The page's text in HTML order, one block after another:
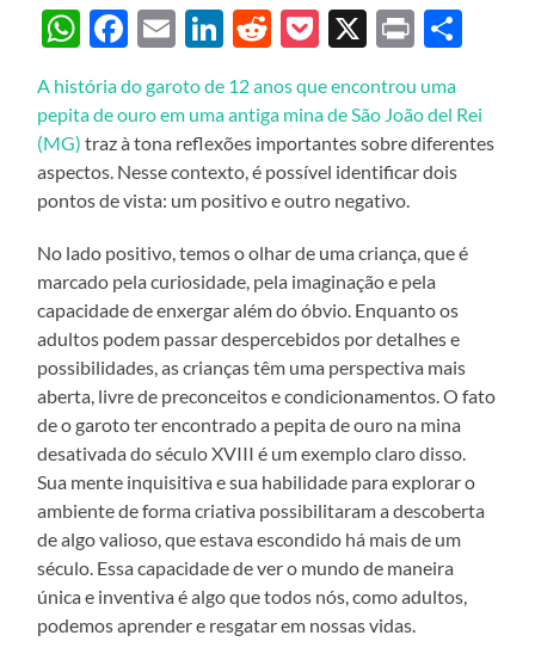
WhatsApp
Facebook
EmailLinkedIn
Reddit
Pocket
X Print
A história do garoto de 12 anos que encontrou uma
pepita de ouro em uma antiga mina de São João del Rei
(MG) traz à tona reflexões importantes sobre diferentes
aspectos. Nesse contexto, é possível identificar dois
pontos de vista: um positivo e outro negativo.
No lado positivo, temos o olhar de uma criança, que é
marcado pela curiosidade, pela imaginação e pela
capacidade de enxergar além do óbvio. Enquanto os
adultos podem passar despercebidos por detalhes e
possibilidades, as crianças têm uma perspectiva mais
aberta, livre de preconceitos e condicionamentos. O fato
de o garoto ter encontrado a pepita de ouro na mina
desativada do século XVIII é um exemplo claro disso.
Sua mente inquisitiva e sua habilidade para explorar o
ambiente de forma criativa possibilitaram a descoberta
de algo valioso, que estava escondido há mais de um
século. Essa capacidade de ver o mundo de maneira
única e inventiva é algo que todos nós, como adultos,
podemos aprender e resgatar em nossas vidas.